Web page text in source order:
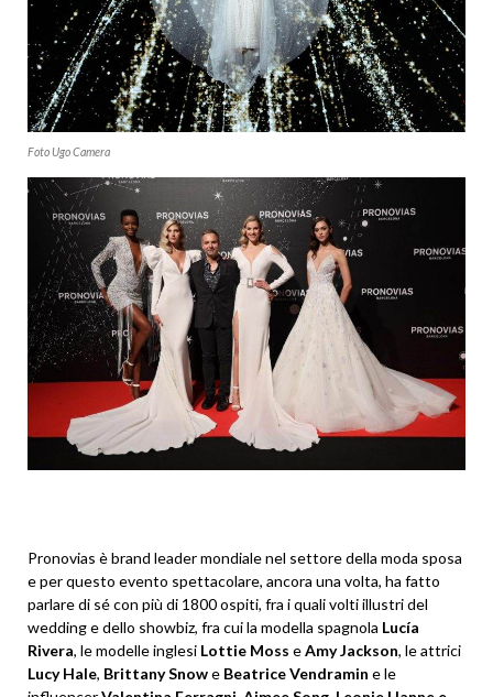
Foto Ugo Camera
Pronovias è brand leader mondiale nel settore della moda sposa
e per questo evento spettacolare, ancora una volta, ha fatto
parlare di sé con più di 1800 ospiti, fra i quali volti illustri del
wedding e dello showbiz, fra cui la modella spagnola Lucía
Rivera, le modelle inglesi Lottie Moss eAmy Jackson, le attrici
Lucy Hale, Brittany Snowe Beatrice Vendramin e le